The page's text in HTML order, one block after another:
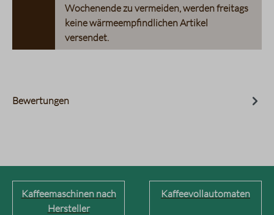
Wochenende zu vermeiden, werden freitags
keine wärmeempfindlichen Artikel
versendet.
Bewertungen
Kaffeemaschinen nach
Hersteller
Kaffeevollautomaten